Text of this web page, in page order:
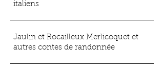
italiens
Jaulin et Rocailleux Merlicoquet et
autres contes de randonnée